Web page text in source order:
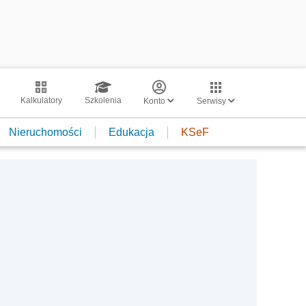
Kalkulatory Szkolenia Konto Serwisy
Nieruchomości Edukacja KSeF